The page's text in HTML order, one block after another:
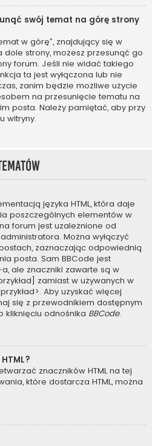
swój temat na górę strony
w górę”, znajdujący się w
strony, możesz przesunąć go
forum. Jeśli nie widać takiego
ta jest wyłączona lub nie
zanim będzie możliwe użycie
na przesunięcie tematu na
posta. Należy pamiętać, aby przy
witryny.
języka HTML, która daje
poszczególnych elementów w
forum jest uzależnione od
Można wyłączyć
zaznaczając odpowiednią
posta. Sam BBCode jest
ale znaczniki zawarte są w
zamiast w używanych w
Aby uzyskać więcej
się z przewodnikiem dostępnym
kliknięciu odnośnika BBCode.
znaczników HTML na tej
które dostarcza HTML, można